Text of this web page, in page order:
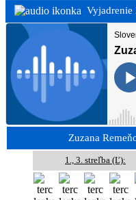
Vyjadrenie
Zuzana
1., 3. streľba (Ľ):